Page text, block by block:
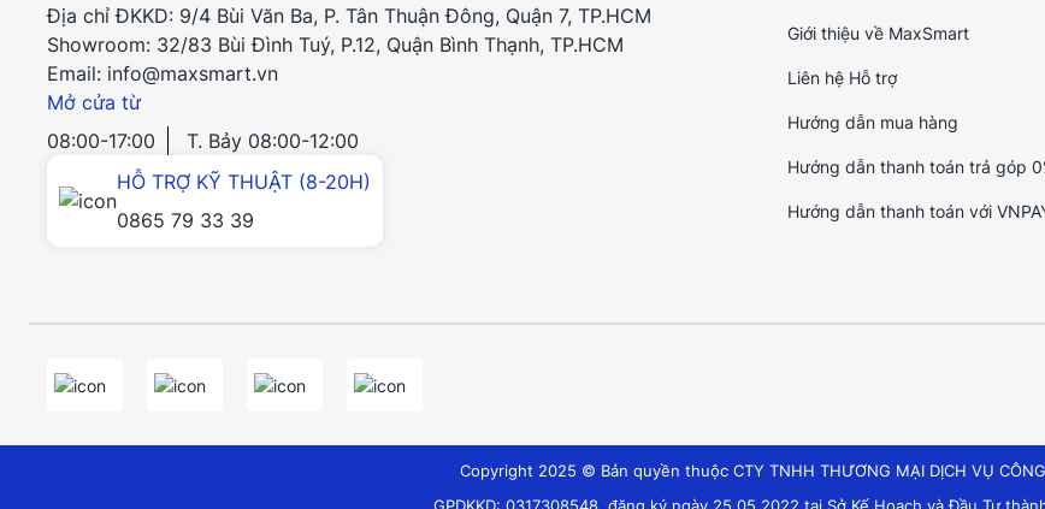
Địa chỉ ĐKKD: 9/4 Bùi Văn Ba, P. Tân Thuận Đông, Quận 7, TP.HCM
Showroom: 32/83 Bùi Đình Tuý, P.12, Quận Bình Thạnh, TP.HCM
Email: info@maxsmart.vn
Mở cửa từ
08:00-17:00
T. Bảy 08:00-12:00
HỖ TRỢ KỸ THUẬT (8-20H)
0865 79 33 39
Giới thiệu về MaxSmart
Liên hệ Hỗ trợ
Hướng dẫn mua hàng
Hướng dẫn thanh toán trả góp
Hướng dẫn thanh toán với
Copyright 2025 © Bản quyền thuộc CTY TNHH THƯƠNG MẠI DỊCH VỤ